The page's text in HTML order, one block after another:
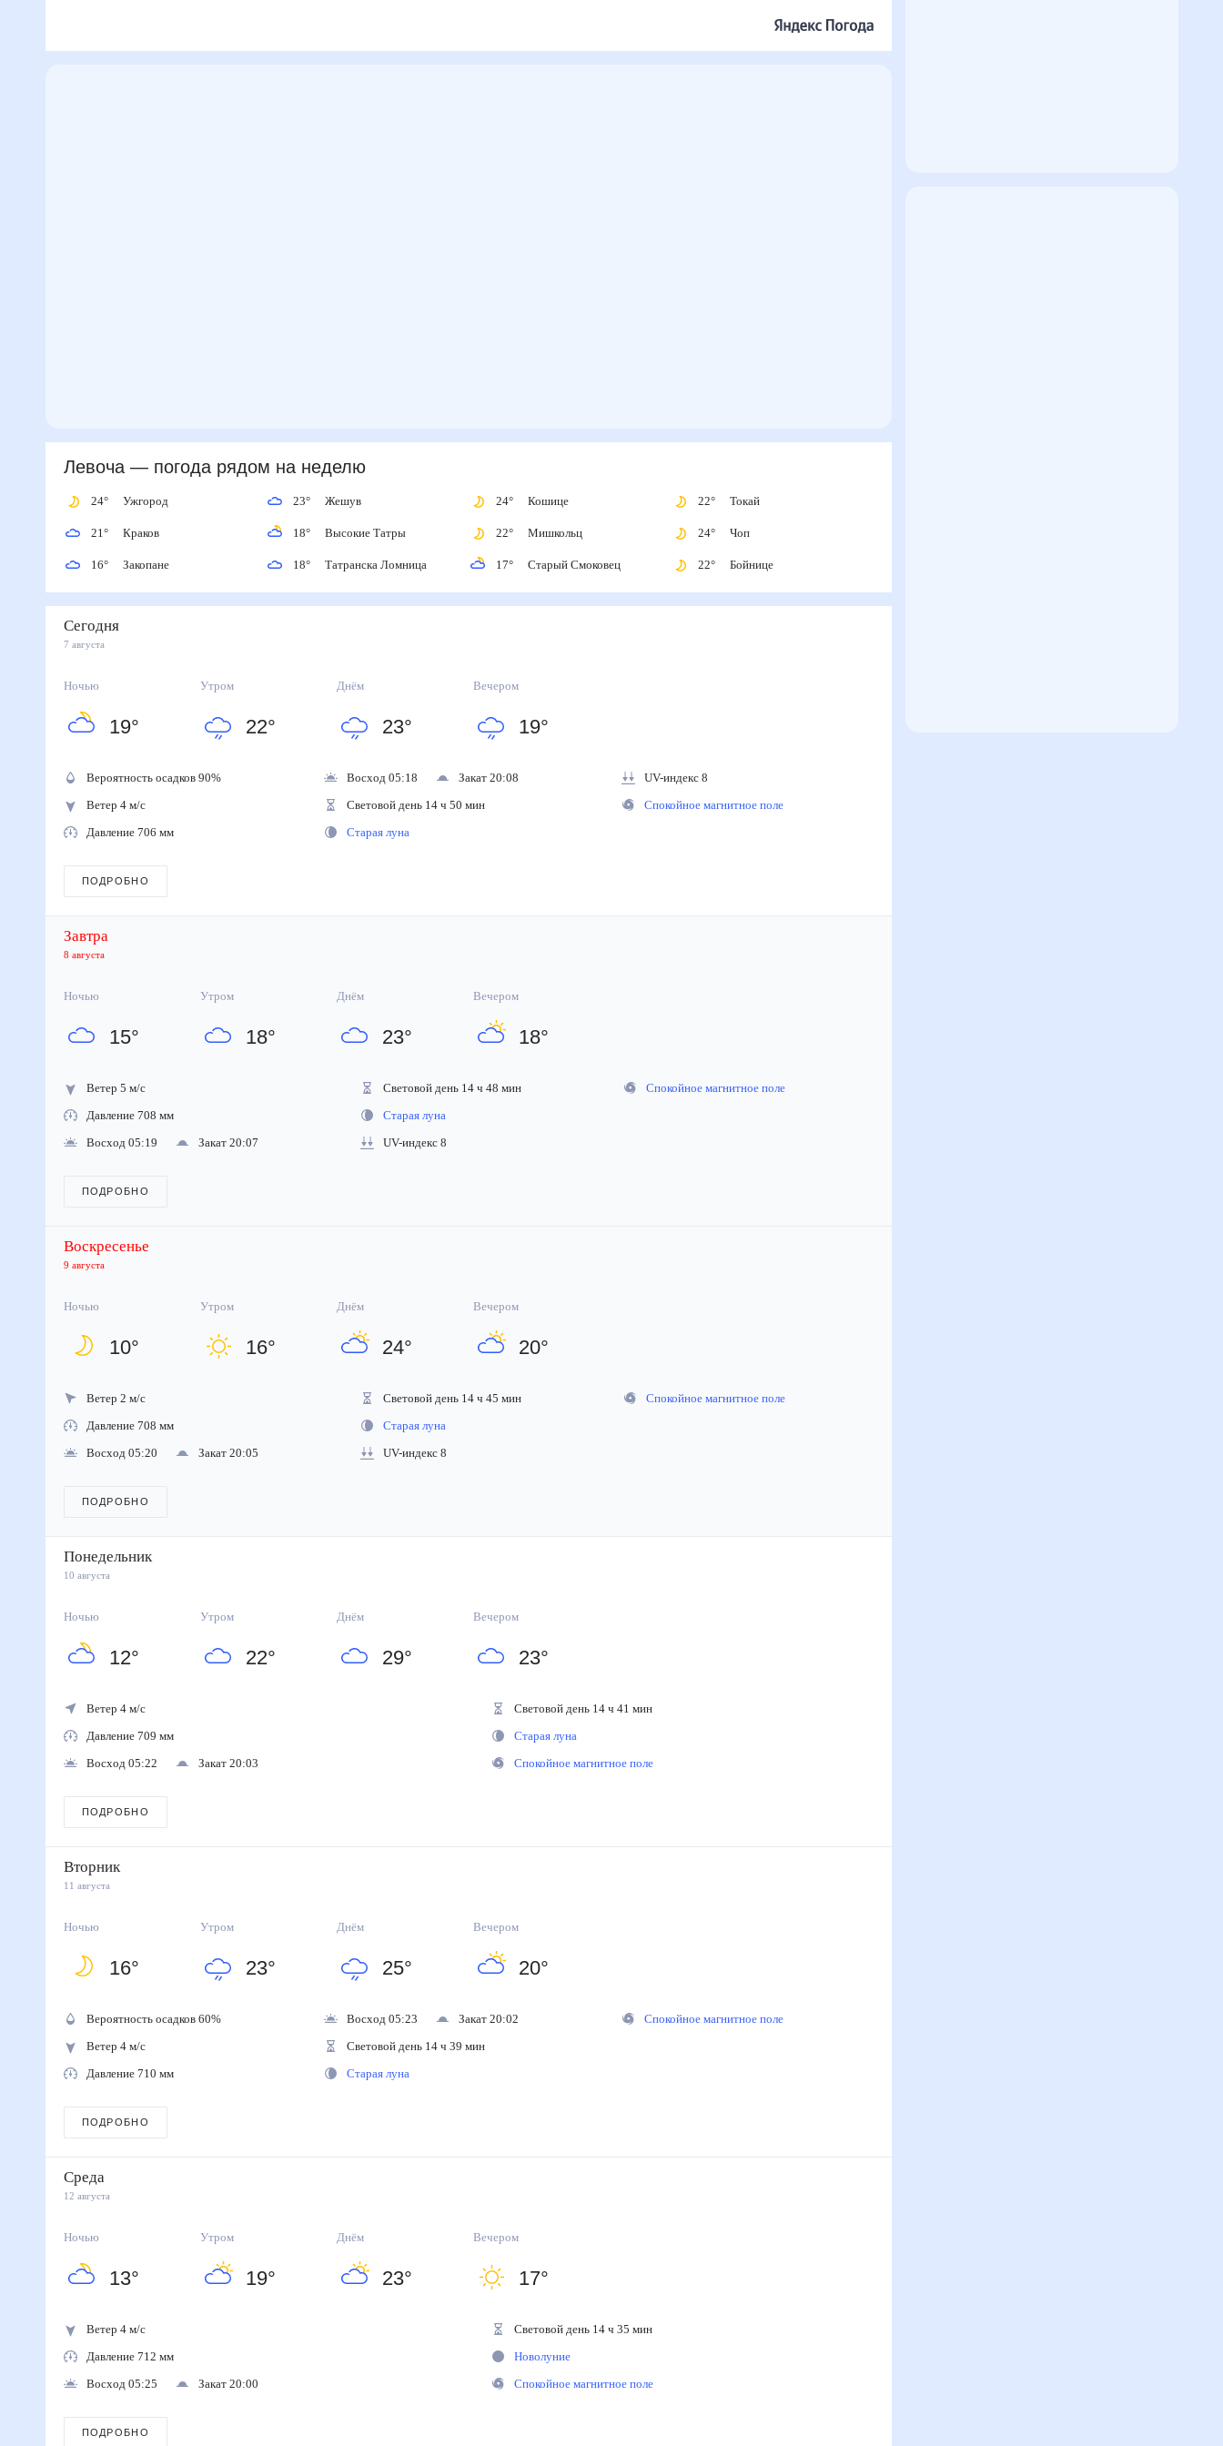
Левоча — погода рядомна неделю
24° Ужгород
21° Краков
16° Закопане
23° Жешув
18° Высокие Татры
18° Татранска Ломница
24° Кошице
22° Мишкольц
17° Старый Смоковец
22° Токай
24° Чоп
22° Бойнице
Сегодня
7 августа
Ночью
19°
Утром
22°
Днём
23°
Вечером
19°
Вероятность осадков 90%
Ветер 4 м/с
Давление 706 мм
Восход 05:18
Закат 20:08
Световой день 14 ч 50 мин
Старая луна
UV-индекс 8
Спокойное магнитное поле
ПОДРОБНО
Завтра
8 августа
Ночью
15°
Утром
18°
Днём
23°
Вечером
18°
Ветер 5 м/с
Давление 708 мм
Восход 05:19
Закат 20:07
Световой день 14 ч 48 мин
Старая луна
UV-индекс 8
Спокойное магнитное поле
ПОДРОБНО
Воскресенье
9 августа
Ночью
10°
Утром
16°
Днём
24°
Вечером
20°
Ветер 2 м/с
Давление 708 мм
Восход 05:20
Закат 20:05
Световой день 14 ч 45 мин
Старая луна
UV-индекс 8
Спокойное магнитное поле
ПОДРОБНО
Понедельник
10 августа
Ночью
12°
Утром
22°
Днём
29°
Вечером
23°
Ветер 4 м/с
Давление 709 мм
Восход 05:22
Закат 20:03
Световой день 14 ч 41 мин
Старая луна
Спокойное магнитное поле
ПОДРОБНО
Вторник
11 августа
Ночью
16°
Утром
23°
Днём
25°
Вечером
20°
Вероятность осадков 60%
Ветер 4 м/с
Давление 710 мм
Восход 05:23
Закат 20:02
Световой день 14 ч 39 мин
Старая луна
Спокойное магнитное поле
ПОДРОБНО
Среда
12 августа
Ночью
13°
Утром
19°
Днём
23°
Вечером
17°
Ветер 4 м/с
Давление 712 мм
Восход 05:25
Закат 20:00
Световой день 14 ч 35 мин
Новолуние
Спокойное магнитное поле
ПОДРОБНО